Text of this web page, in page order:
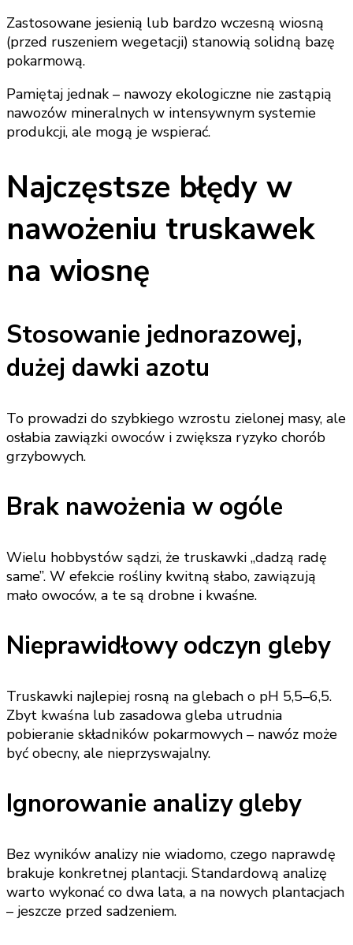
Zastosowane jesienią lub bardzo wczesną wiosną
(przed ruszeniem wegetacji) stanowią solidną bazę
pokarmową.
Pamiętaj jednak – nawozy ekologiczne nie zastąpią
nawozów mineralnych w intensywnym systemie
produkcji, ale mogą je wspierać.
Najczęstsze błędy w
nawożeniu truskawek
na wiosnę
Stosowanie jednorazowej,
dużej dawki azotu
To prowadzi do szybkiego wzrostu zielonej masy, ale
osłabia zawiązki owoców i zwiększa ryzyko chorób
grzybowych.
Brak nawożenia w ogóle
Wielu hobbystów sądzi, że truskawki „dadzą radę
same”. W efekcie rośliny kwitną słabo, zawiązują
mało owoców, a te są drobne i kwaśne.
Nieprawidłowy odczyn gleby
Truskawki najlepiej rosną na glebach o pH 5,5–6,5.
Zbyt kwaśna lub zasadowa gleba utrudnia
pobieranie składników pokarmowych – nawóz może
być obecny, ale nieprzyswajalny.
Ignorowanie analizy gleby
Bez wyników analizy nie wiadomo, czego naprawdę
brakuje konkretnej plantacji. Standardową analizę
warto wykonać co dwa lata, a na nowych plantacjach
– jeszcze przed sadzeniem.